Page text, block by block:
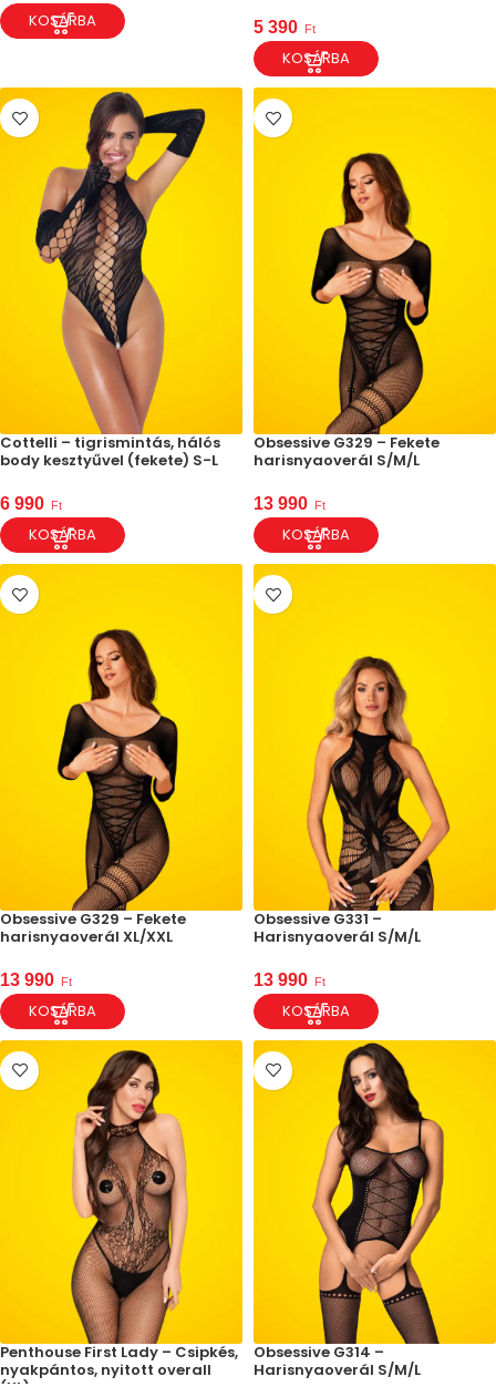
KOSÁRBA 5 390 Ft
KOSÁRBA
Cottelli – tigrismintás, hálós
body kesztyűvel (fekete) S-L
6 990 Ft
KOSÁRBA
Obsessive G329 – Fekete
harisnyaoverál S/M/L
13 990 Ft
KOSÁRBA
Obsessive G329 – Fekete
harisnyaoverál XL/XXL
13 990 Ft
KOSÁRBA
Obsessive G331 –
Harisnyaoverál S/M/L
13 990 Ft
KOSÁRBA
Penthouse First Lady – Csipkés,
nyakpántos, nyitott overall
(XL)
Obsessive G314 –
Harisnyaoverál S/M/L